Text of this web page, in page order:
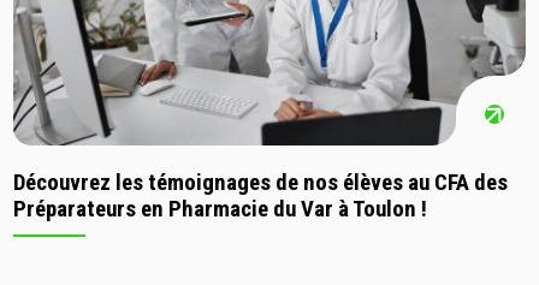
Découvrez les témoignages de nos élèves au CFA des
Préparateurs en Pharmacie du Var à Toulon !